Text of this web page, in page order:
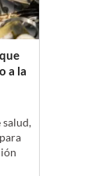
a la
salud,